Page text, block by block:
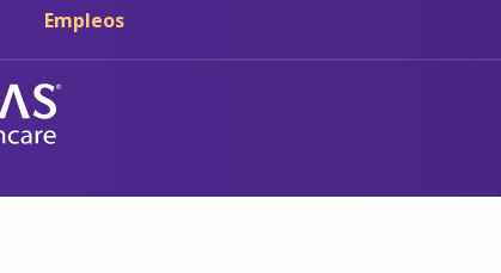
Ir al contenido principal
Ir a navegación
Empleos